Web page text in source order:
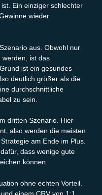
Ein einziger schlechter
wieder
aus. Obwohl nur
werden, ist das
ist ein gesundes
deutlich größer als die
durchschnittliche
zu sein.
dritten Szenario. Hier
also werden die meisten
am Ende im Plus.
dass wenige gute
können.
ohne echten Vorteil.
einem CRV von 1:1